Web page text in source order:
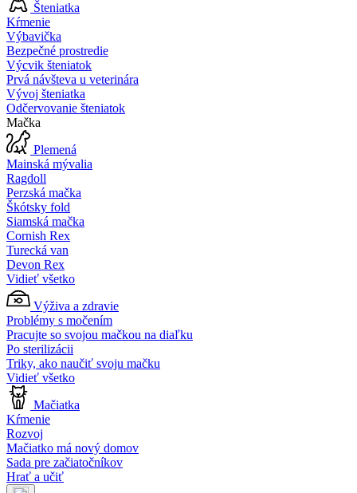
Šteniatka
Kŕmenie
Výbavička
Bezpečné prostredie
Výcvik šteniatok
Prvá návšteva u veterinára
Vývoj šteniatka
Odčervovanie šteniatok
Mačka
Plemená
Mainská mývalia
Ragdoll
Perzská mačka
Škótsky fold
Siamská mačka
Cornish Rex
Turecká van
Devon Rex
Vidieť všetko
Výživa a zdravie
Problémy s močením
Pracujte so svojou mačkou na diaľku
Po sterilizácii
Triky, ako naučiť svoju mačku
Vidieť všetko
Mačiatka
Kŕmenie
Rozvoj
Mačiatko má nový domov
Sada pre začiatočníkov
Hrať a učiť